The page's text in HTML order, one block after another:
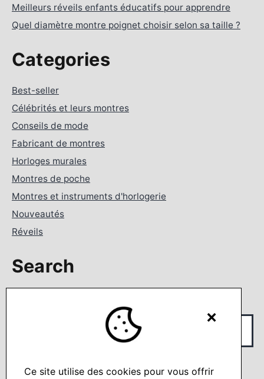
Meilleurs réveils enfants éducatifs pour apprendre
Quel diamètre montre poignet choisir selon sa taille ?
Categories
Best-seller
Célébrités et leurs montres
Conseils de mode
Fabricant de montres
Horloges murales
Montres de poche
Montres et instruments d'horlogerie
Nouveautés
Réveils
Search
×
Ce site utilise des cookies pour vous offrir